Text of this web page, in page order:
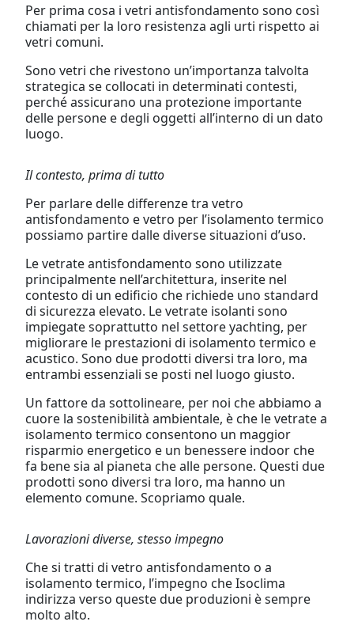
Per prima cosa i vetri antisfondamento sono così
chiamati per la loro resistenza agli urti rispetto ai
vetri comuni.
Sono vetri che rivestono un’importanza talvolta
strategica se collocati in determinati contesti,
perché assicurano una protezione importante
delle persone e degli oggetti all’interno di un dato
luogo.
Il contesto, prima di tutto
Per parlare delle differenze tra vetro
antisfondamento e vetro per l’isolamento termico
possiamo partire dalle diverse situazioni d’uso.
Le vetrate antisfondamento sono utilizzate
principalmente nell’architettura, inserite nel
contesto di un edificio che richiede uno standard
di sicurezza elevato. Le vetrate isolanti sono
impiegate soprattutto nel settore yachting, per
migliorare le prestazioni di isolamento termico e
acustico. Sono due prodotti diversi tra loro, ma
entrambi essenziali se posti nel luogo giusto.
Un fattore da sottolineare, per noi che abbiamo a
cuore la sostenibilità ambientale, è che le vetrate a
isolamento termico consentono un maggior
risparmio energetico e un benessere indoor che
fa bene sia al pianeta che alle persone. Questi due
prodotti sono diversi tra loro, ma hanno un
elemento comune. Scopriamo quale.
Lavorazioni diverse, stesso impegno
Che si tratti di vetro antisfondamento o a
isolamento termico, l’impegno che Isoclima
indirizza verso queste due produzioni è sempre
molto alto.